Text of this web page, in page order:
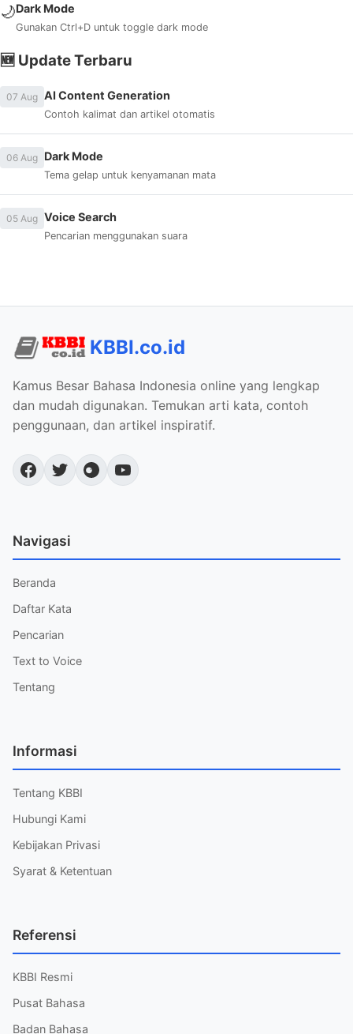
🌙Dark Mode
Gunakan Ctrl+D untuk toggle dark mode
🆕 Update Terbaru
07 Aug AI Content Generation
Contoh kalimat dan artikel otomatis
06 Aug Dark Mode
Tema gelap untuk kenyamanan mata
05 Aug Voice Search
Pencarian menggunakan suara
KBBI.co.id
Kamus Besar Bahasa Indonesia online yang lengkap
dan mudah digunakan. Temukan arti kata, contoh
penggunaan, dan artikel inspiratif.
Navigasi
Beranda
Daftar Kata
Pencarian
Text to Voice
Tentang
Informasi
Tentang KBBI
Hubungi Kami
Kebijakan Privasi
Syarat & Ketentuan
Referensi
KBBI Resmi
Pusat Bahasa
Badan Bahasa